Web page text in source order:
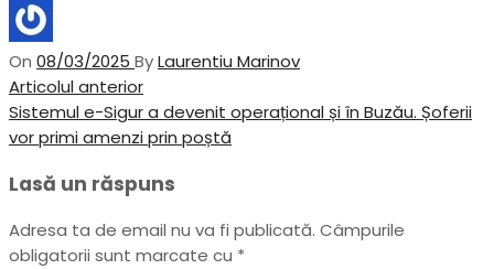
On 08/03/2025 ByLaurentiu Marinov
Navigare
în
articole
Previous
Post
Articolul anterior
Next
Post
Sistemul e-Sigur a devenit operațional și în Buzău. Șoferii
vor primi amenzi prin poștă
Lasă un răspuns
Adresa ta de email nu va fi publicată. Câmpurile
obligatorii sunt marcate cu *